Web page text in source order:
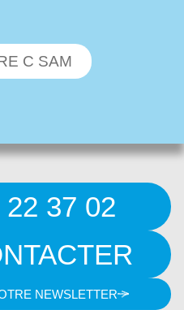
C SAM
37 02
NEWSLETTER